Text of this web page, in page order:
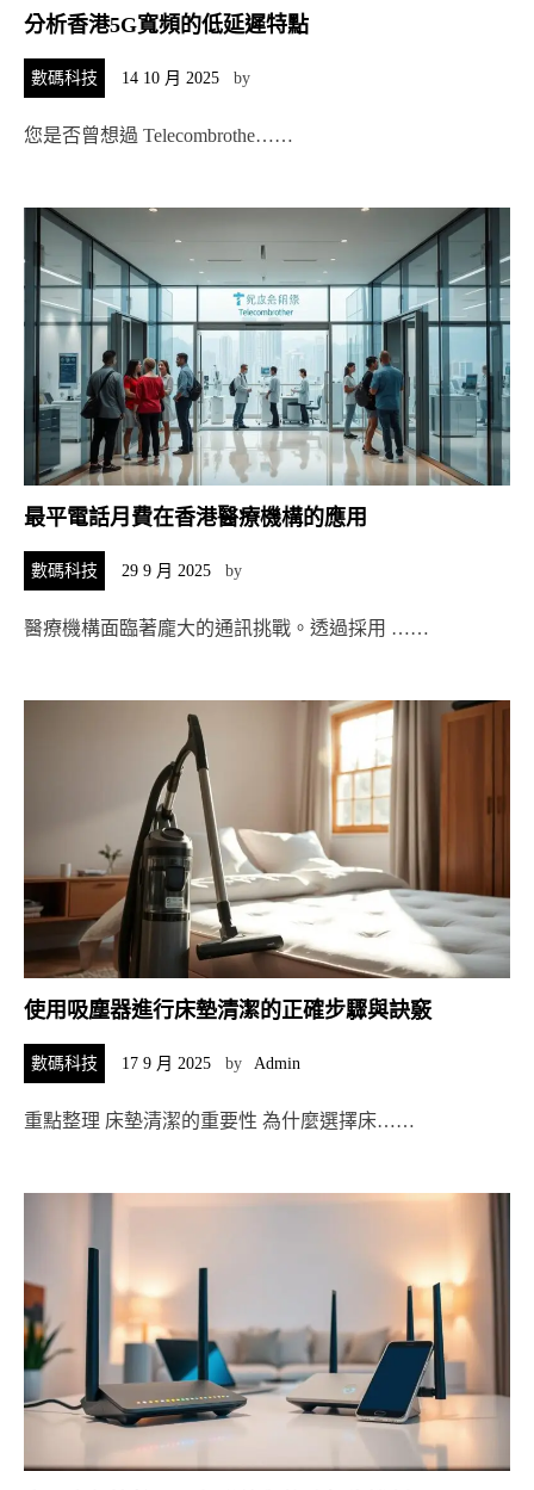
分析香港5G寬頻的低延遲特點
數碼科技 14 10 月 2025 by
您是否曾想過 Telecombrothe……
最平電話月費在香港醫療機構的應用
數碼科技 29 9 月 2025 by
醫療機構面臨著龐大的通訊挑戰。透過採用 ……
使用吸塵器進行床墊清潔的正確步驟與訣竅
數碼科技 17 9 月 2025 by Admin
重點整理 床墊清潔的重要性 為什麼選擇床……